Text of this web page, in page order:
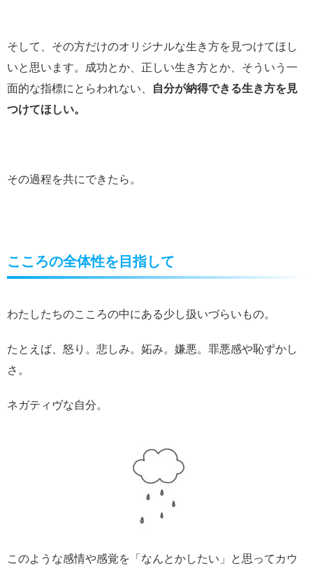
そして、その方だけのオリジナルな生き方を見つけてほし
いと思います。成功とか、正しい生き方とか、そういう一
面的な指標にとらわれない、
自分が納得できる生き方を見
つけてほしい。
その過程を共にできたら。
こころの全体性を目指して
わたしたちのこころの中にある少し扱いづらいもの。
たとえば、怒り。悲しみ。妬み。嫌悪。罪悪感や恥ずかし
さ。
ネガティヴな自分。
このような感情や感覚を「なんとかしたい」と思ってカウ